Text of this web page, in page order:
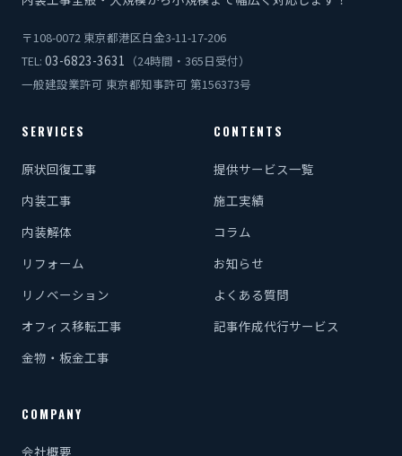
〒108-0072 東京都港区白金3-11-17-206
TEL: 03-6823-3631
（24時間・365日受付）
一般建設業許可 東京都知事許可 第156373号
SERVICES
原状回復工事
内装工事
内装解体
リフォーム
リノベーション
オフィス移転工事
金物・板金工事
CONTENTS
提供サービス一覧
施工実績
コラム
お知らせ
よくある質問
記事作成代行サービス
COMPANY
会社概要